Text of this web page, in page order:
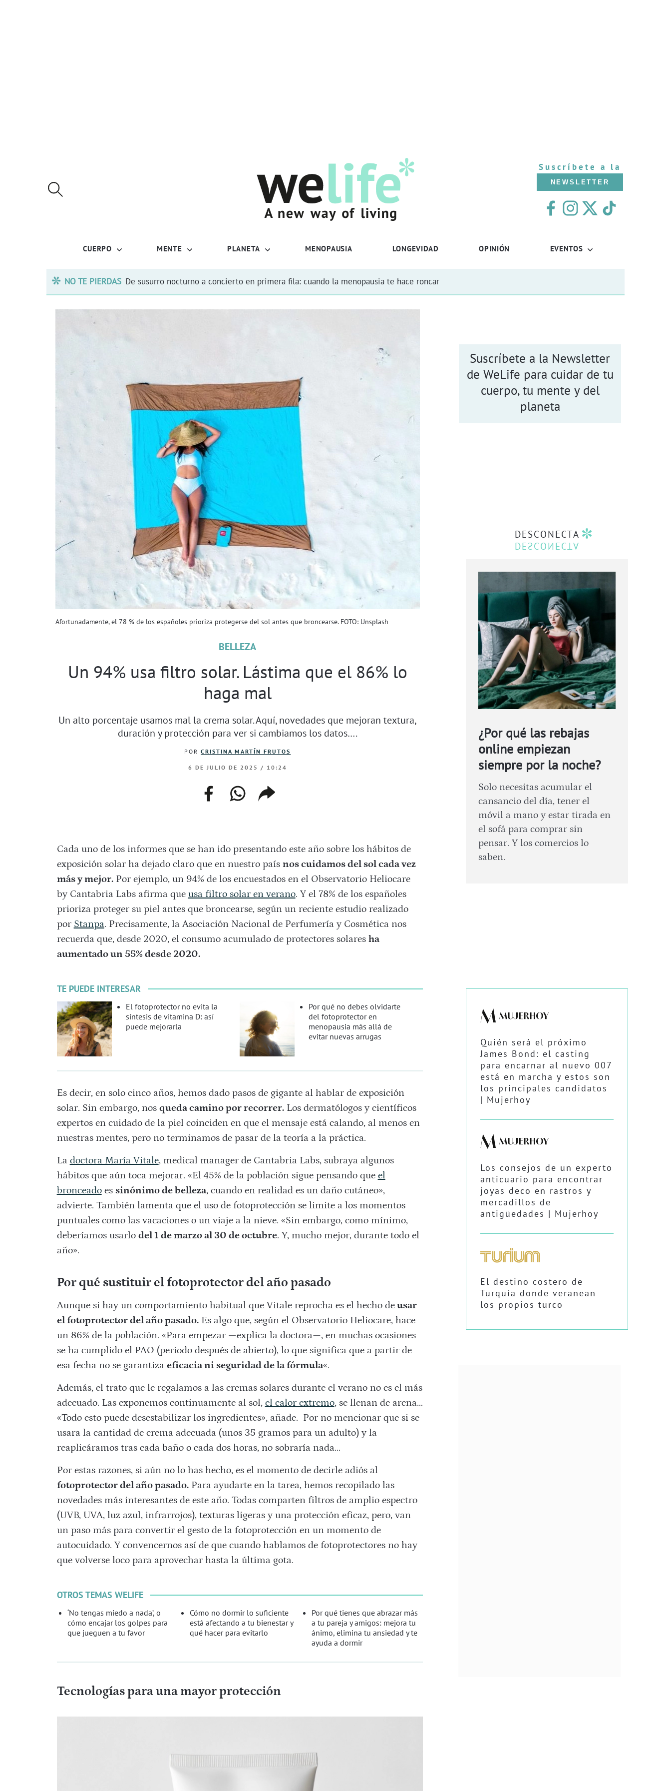
Suscríbete a la
NEWSLETTER
CUERPO MENTE PLANETA MENOPAUSIA LONGEVIDAD OPINIÓN EVENTOS
NO TE PIERDAS De susurro nocturno a concierto en primera fila: cuando la menopausia te hace roncar
Afortunadamente, el 78 % de los españoles prioriza protegerse del sol antes que broncearse. FOTO: Unsplash
BELLEZA
Un 94% usa filtro solar. Lástima que el 86% lo
haga mal
Un alto porcentaje usamos mal la crema solar. Aquí, novedades que mejoran textura,
duración y protección para ver si cambiamos los datos….
PORCRISTINA MARTÍN FRUTOS
6 DE JULIO DE 2025 / 10:24
facebookwhatsapp
web
copiar
enlace
Cada uno de los informes que se han ido presentando este año sobre los hábitos de
exposición solar ha dejado claro que en nuestro país nos cuidamos del sol cada vez
más y mejor.Por ejemplo, un 94% de los encuestados en el Observatorio Heliocare
by Cantabria Labs afirma que usa filtro solar en verano. Y el 78% de los españoles
prioriza proteger su piel antes que broncearse, según un reciente estudio realizado
por Stanpa. Precisamente, laAsociación Nacional de Perfumería y Cosmética nos
recuerda que, desde 2020, el consumo acumulado de protectores solares ha
aumentado un 55% desde 2020.
TE PUEDE INTERESAR
El fotoprotector no evita la
síntesis de vitamina D: así
puede mejorarla
Por qué no debes olvidarte
del fotoprotector en
menopausia más allá de
evitar nuevas arrugas
Es decir, en solo cinco años, hemos dado pasos de gigante al hablar de exposición
solar. Sin embargo, nos queda camino por recorrer.Los dermatólogos y científicos
expertos en cuidado de la piel coinciden en que el mensaje está calando, al menos en
nuestras mentes, pero no terminamos de pasar de la teoría a la práctica.
La doctora María Vitale, medical manager de Cantabria Labs, subraya algunos
hábitos que aún toca mejorar. «El 45% de la población sigue pensando que el
bronceadoes sinónimo de belleza, cuando en realidad es un daño cutáneo»,
advierte. También lamenta que el uso de fotoprotección se limite a los momentos
puntuales como las vacaciones o un viaje a la nieve. «Sin embargo, como mínimo,
deberíamos usarlo del 1 de marzo al 30 de octubre. Y, mucho mejor, durante todo el
año».
Por qué sustituir el fotoprotector del año pasado
Aunque si hay un comportamiento habitual que Vitale reprocha es el hecho deusar
el fotoprotector del año pasado.Es algo que, según el Observatorio Heliocare, hace
un 86% de la población. «Para empezar —explica la doctora—, en muchas ocasiones
se ha cumplido el PAO (periodo después de abierto), lo que significa que a partir de
esa fecha no se garantiza eficacia ni seguridad de la fórmula«.
Además, el trato que le regalamos a las cremas solares durante el verano no es el más
adecuado. Las exponemos continuamente al sol, el calor extremo, se llenan de arena…
«Todo esto puede desestabilizar los ingredientes», añade. Por no mencionar que si se
usara la cantidad de crema adecuada (unos 35 gramos para un adulto) y la
reaplicáramos tras cada baño o cada dos horas, no sobraría nada…
Por estas razones, si aún no lo has hecho, es el momento de decirle adiós al
fotoprotector del año pasado.Para ayudarte en la tarea, hemos recopilado las
novedades más interesantes de este año. Todas comparten filtros de amplio espectro
(UVB, UVA, luz azul, infrarrojos), texturas ligeras y una protección eficaz, pero, van
un paso más para convertir el gesto de la fotoprotección en un momento de
autocuidado. Y convencernos así de que cuando hablamos de fotoprotectores no hay
que volverse loco para aprovechar hasta la última gota.
OTROS TEMAS WELIFE
‘No tengas miedo a nada’, o
cómo encajar los golpes para
que jueguen a tu favor
Cómo no dormir lo suficiente
está afectando a tu bienestar y
qué hacer para evitarlo
Por qué tienes que abrazar más
a tu pareja y amigos: mejora tu
ánimo, elimina tu ansiedad y te
ayuda a dormir
Tecnologías para una mayor protección
Suscríbete a la Newsletter
de WeLife para cuidar de tu
cuerpo, tu mente y del
planeta
DESCONECTA
¿Por qué las rebajas
online empiezan
siempre por la noche?
Solo necesitas acumular el
cansancio del día, tener el
móvil a mano y estar tirada en
el sofá para comprar sin
pensar. Y los comercios lo
saben.
Quién será el próximo
James Bond: el casting
para encarnar al nuevo 007
está en marcha y estos son
los principales candidatos
| Mujerhoy
Los consejos de un experto
anticuario para encontrar
joyas deco en rastros y
mercadillos de
antigüedades | Mujerhoy
El destino costero de
Turquía donde veranean
los propios turco